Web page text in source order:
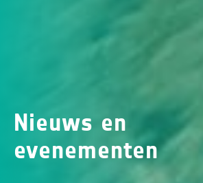
Nieuws en
evenementen